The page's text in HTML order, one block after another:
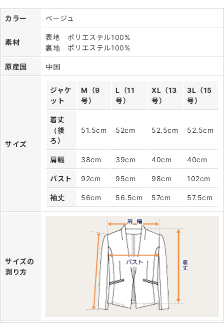
カラー ベージュ
素材
表地 ポリエステル100%
裏地 ポリエステル100%
原産国 中国
サイズ
ジャケ
ット
M（9
号）
L（11
号）
XL（13
号）
3L（15
号）
着丈
（後
ろ）
51.5cm 52cm 52.5cm 52.5cm
肩幅 38cm 39cm 40cm 40cm
バスト 92cm 95cm 98cm 102cm
袖丈 56cm 56.5cm 57cm 57.5cm
サイズの
測り方